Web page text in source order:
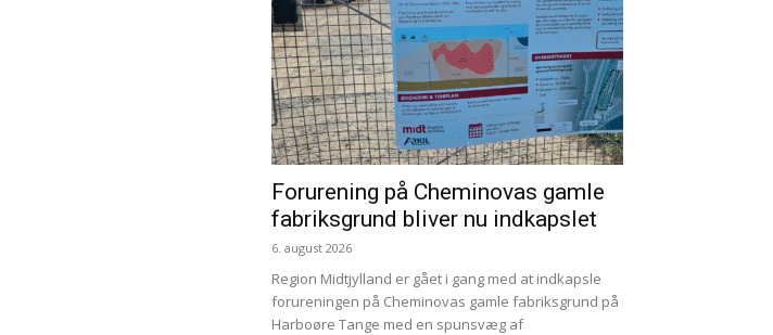
Forurening på Cheminovas gamle
fabriksgrund bliver nu indkapslet
6. august 2026
Region Midtjylland er gået i gang med at indkapsle
forureningen på Cheminovas gamle fabriksgrund på
Harboøre Tange med en spunsvæg af